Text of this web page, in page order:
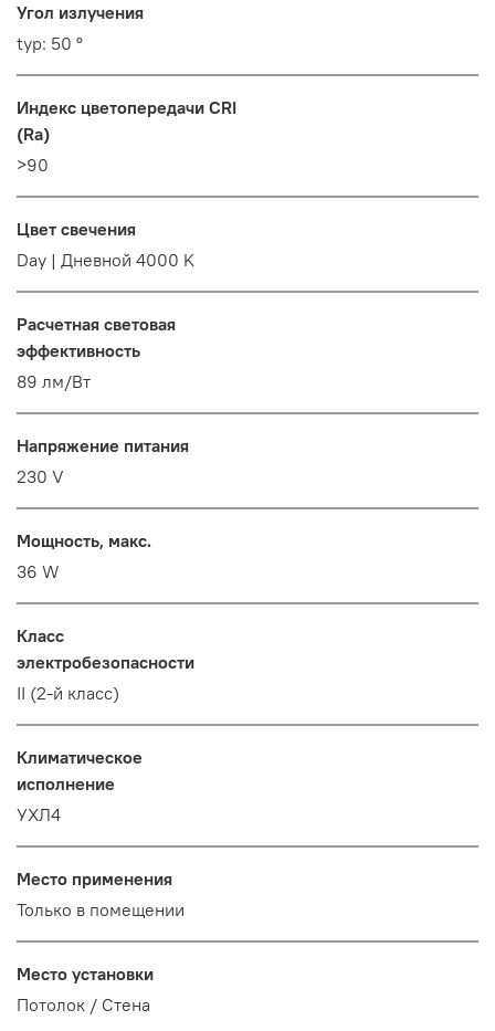
Угол излучения
typ: 50 °
Индекс цветопередачи CRI
(Ra)
>90
Цвет свечения
Day | Дневной 4000 K
Расчетная световая
эффективность
89 лм/Вт
Напряжение питания
230 V
Мощность, макс.
36 W
Класс
электробезопасности
II (2-й класс)
Климатическое
исполнение
УХЛ4
Место применения
Только в помещении
Место установки
Потолок / Cтена